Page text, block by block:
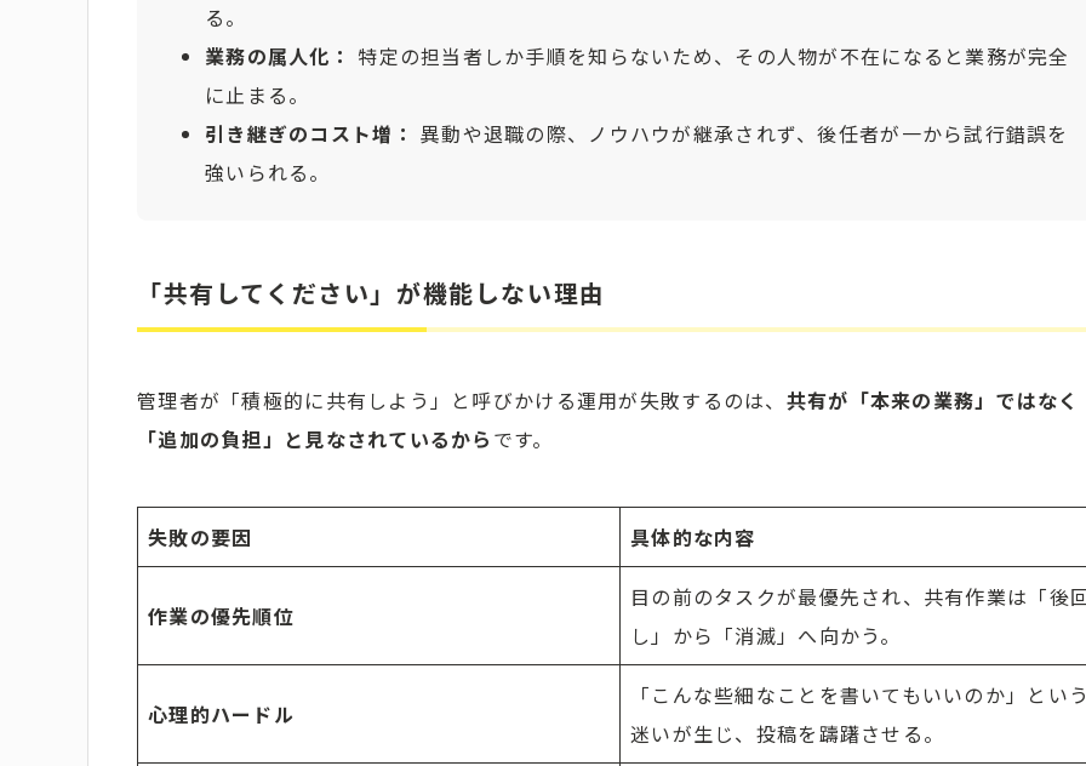
る。
業務の属人化： 特定の担当者しか手順を知らないため、その人物が不在になると業務が完全
に止まる。
引き継ぎのコスト増： 異動や退職の際、ノウハウが継承されず、後任者が一から試行錯誤を
強いられる。
「共有してください」が機能しない理由
管理者が「積極的に共有しよう」と呼びかける運用が失敗するのは、 共有が「本来の業務」ではなく
「追加の負担」と見なされているから です。
失敗の要因 具体的な内容
作業の優先順位
目の前のタスクが最優先され、共有作業は「後
し」から「消滅」へ向かう。
心理的ハードル
「こんな些細なことを書いてもいいのか」とい
迷いが生じ、投稿を躊躇させる。